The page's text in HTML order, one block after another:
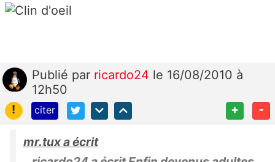
Publié par ricardo24 le 16/08/2010 à
12h50
!
citer + -
mr.tux a écrit